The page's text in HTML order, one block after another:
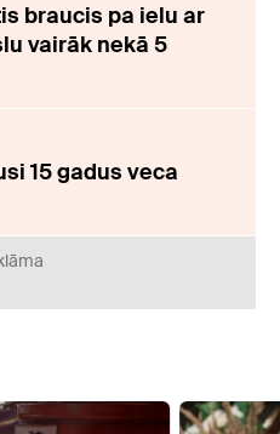
braucis pa ielu ar
vairāk nekā 5
15 gadus veca